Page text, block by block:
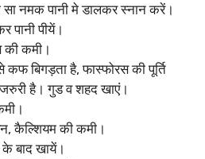
नमक पानी मे डालकर स्नान करें।
पानी पीयें।
की कमी।
बिगड़ता है, फास्फोरस की पूर्ति
है। गुड व शहद खाएं।
कैल्शियम की कमी।
के बाद खायें।